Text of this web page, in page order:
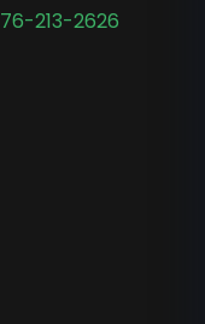
213-2626